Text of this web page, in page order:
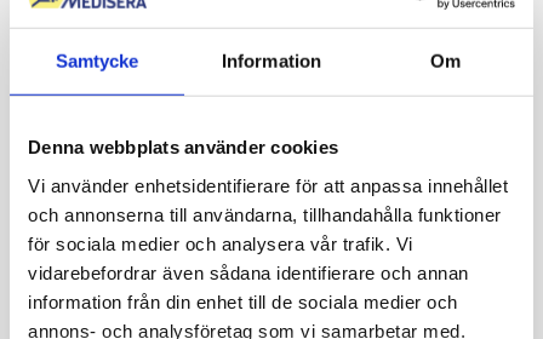
Samtycke Information Om
Denna webbplats använder cookies
Vi använder enhetsidentifierare för att anpassa innehållet
och annonserna till användarna, tillhandahålla funktioner
för sociala medier och analysera vår trafik. Vi
vidarebefordrar även sådana identifierare och annan
information från din enhet till de sociala medier och
annons- och analysföretag som vi samarbetar med.
i fokus
Att mitt D-vitaminvärde var så lågt hade jag
få i mig det rekommenderade intaget av D-
vitamin och jag känner att jag har mer energi
och mindre värk än tidigare. Ser fram emot att
se om värdet är bättre nästa gång.
David Malmsten
39 år